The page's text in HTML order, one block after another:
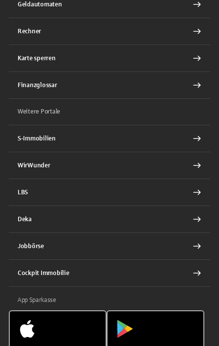
Geldautomaten
Rechner
Karte sperren
Finanzglossar
Weitere Portale
S-Immobilien
WirWunder
LBS
Deka
Jobbörse
Cockpit Immobilie
App Sparkasse